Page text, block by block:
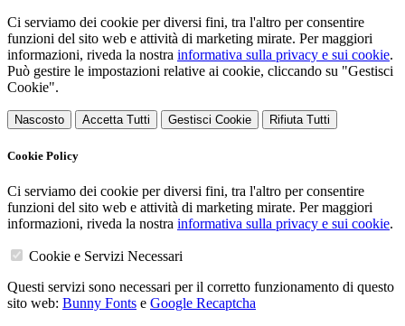
Ci serviamo dei cookie per diversi fini, tra l'altro per consentire
funzioni del sito web e attività di marketing mirate. Per maggiori
informazioni, riveda la nostra informativa sulla privacy e sui cookie.
Può gestire le impostazioni relative ai cookie, cliccando su "Gestisci
Cookie".
Nascosto Accetta Tutti Gestisci Cookie Rifiuta Tutti
Cookie Policy
Ci serviamo dei cookie per diversi fini, tra l'altro per consentire
funzioni del sito web e attività di marketing mirate. Per maggiori
informazioni, riveda la nostra informativa sulla privacy e sui cookie.
Cookie e Servizi Necessari
Questi servizi sono necessari per il corretto funzionamento di questo
sito web: Bunny Fonts e Google Recaptcha